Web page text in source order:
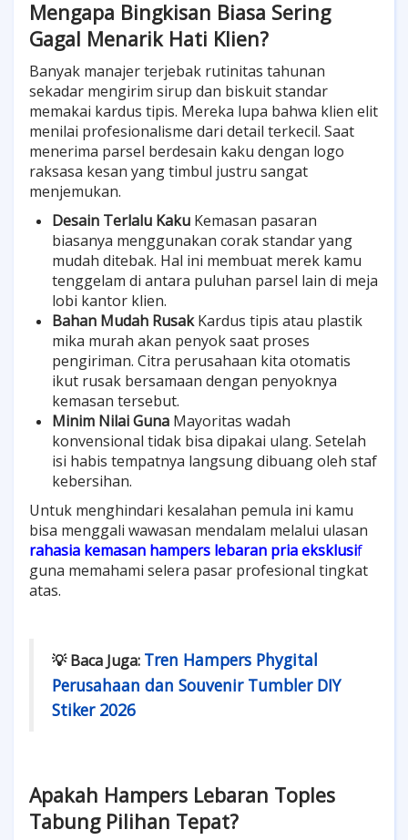
Mengapa Bingkisan Biasa Sering
Gagal Menarik Hati Klien?
Banyak manajer terjebak rutinitas tahunan
sekadar mengirim sirup dan biskuit standar
memakai kardus tipis. Mereka lupa bahwa klien elit
menilai profesionalisme dari detail terkecil. Saat
menerima parsel berdesain kaku dengan logo
raksasa kesan yang timbul justru sangat
menjemukan.
Desain Terlalu Kaku Kemasan pasaran
biasanya menggunakan corak standar yang
mudah ditebak. Hal ini membuat merek kamu
tenggelam di antara puluhan parsel lain di meja
lobi kantor klien.
Bahan Mudah RusakKardus tipis atau plastik
mika murah akan penyok saat proses
pengiriman. Citra perusahaan kita otomatis
ikut rusak bersamaan dengan penyoknya
kemasan tersebut.
Minim Nilai Guna Mayoritas wadah
konvensional tidak bisa dipakai ulang. Setelah
isi habis tempatnya langsung dibuang oleh staf
kebersihan.
Untuk menghindari kesalahan pemula ini kamu
bisa menggali wawasan mendalam melalui ulasan
rahasia kemasan hampers lebaran pria eksklusif
guna memahami selera pasar profesional tingkat
atas.
💡 Baca Juga: Tren Hampers Phygital
Perusahaan dan Souvenir Tumbler DIY
Stiker 2026
Apakah Hampers Lebaran Toples
Tabung Pilihan Tepat?